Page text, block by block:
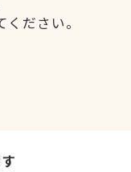
ださい。